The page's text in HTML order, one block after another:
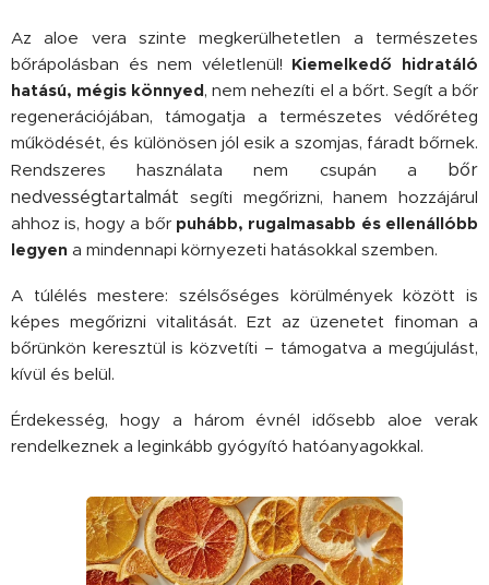
Az aloe vera szinte megkerülhetetlen a természetes
bőrápolásban és nem véletlenül! Kiemelkedő hidratáló
hatású, mégis könnyed, nem nehezíti el a bőrt. Segít a bőr
regenerációjában, támogatja a természetes védőréteg
működését, és különösen jól esik a szomjas, fáradt bőrnek.
Rendszeres használata nem csupán a bőr
nedvességtartalmát segíti megőrizni, hanem hozzájárul
ahhoz is, hogy a bőr puhább, rugalmasabb és ellenállóbb
legyen a mindennapi környezeti hatásokkal szemben.
A túlélés mestere: szélsőséges körülmények között is
képes megőrizni vitalitását. Ezt az üzenetet finoman a
bőrünkön keresztül is közvetíti – támogatva a megújulást,
kívül és belül.
Érdekesség, hogy a három évnél idősebb aloe verak
rendelkeznek a leginkább gyógyító hatóanyagokkal.